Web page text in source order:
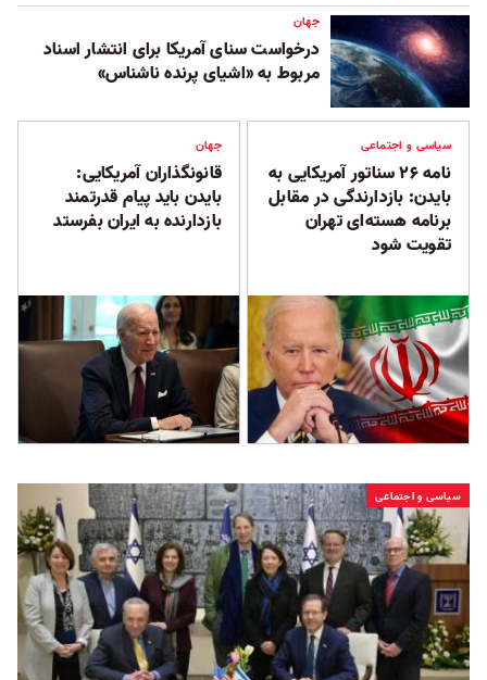
جهان
درخواست سنای آمریکا برای انتشار اسناد
مربوط به «اشیای پرنده ناشناس»
سیاسی و اجتماعی
نامه ۲۶ سناتور آمریکایی به
بایدن: بازدارندگی در مقابل
برنامه هسته‌ای تهران
تقویت شود
جهان
قانونگذاران آمریکایی:
بایدن باید پیام قدرتمند
بازدارنده به ایران بفرستد
سیاسی و اجتماعی